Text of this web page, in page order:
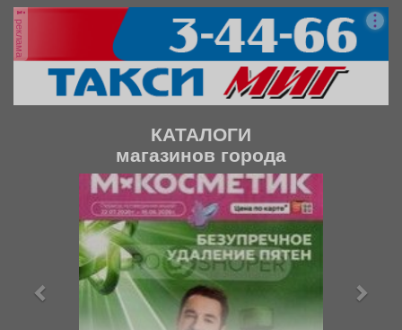
реклама
КАТАЛОГИ
магазинов города